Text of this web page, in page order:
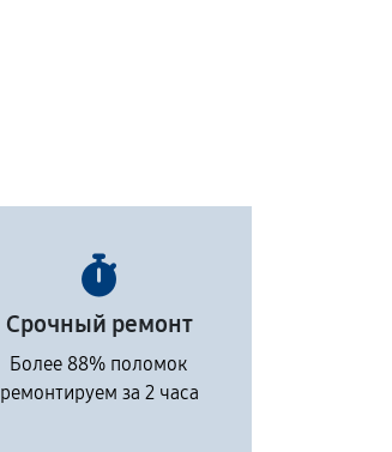
Срочный ремонт
Более 88% поломок
ремонтируем за 2 часа